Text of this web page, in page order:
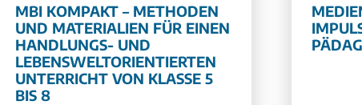
MBI KOMPAKT – METHODEN
UND MATERIALIEN FÜR EINEN
HANDLUNGS- UND
LEBENSWELTORIENTIERTEN
UNTERRICHT VON KLASSE 5
BIS 8